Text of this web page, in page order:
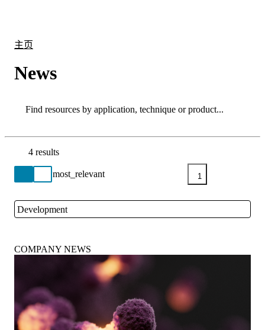
主页
News
Search
Go back to the Resource Centre homepage
4 results
1
DevelopmentClose
COMPANY NEWS